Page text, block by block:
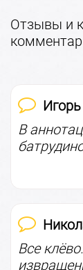
Отзывы и
Игорь
В
Все